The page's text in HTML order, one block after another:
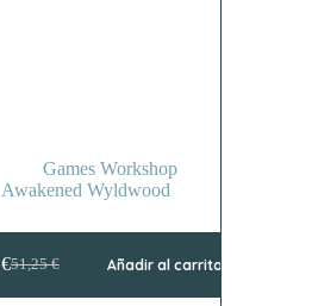
Games Workshop
Awakened Wyldwood
51,25€
El
precio
€El
precio
Añadir al carrito